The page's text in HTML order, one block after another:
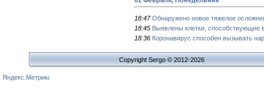
18:47 Обнаружено новое тяжелое
18:45 Выявлены клетки, способствующие
18:36 Коронавирус способен вызывать
Copyright Sergo © 2012-2026